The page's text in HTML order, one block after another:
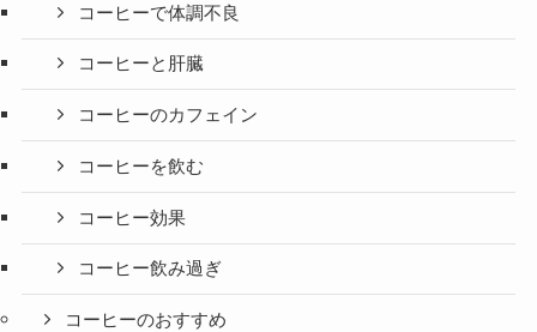
コーヒーで体調不良
コーヒーと肝臓
コーヒーのカフェイン
コーヒーを飲む
コーヒー効果
コーヒー飲み過ぎ
コーヒーのおすすめ